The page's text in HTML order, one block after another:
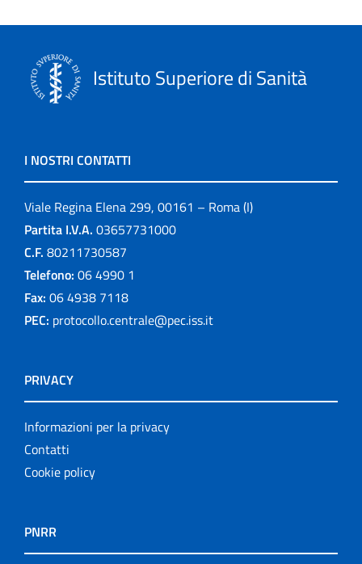
Istituto Superiore di Sanità
I NOSTRI CONTATTI
Viale Regina Elena 299, 00161 – Roma (I)
Partita I.V.A. 03657731000
C.F. 80211730587
Telefono: 06 4990 1
Fax: 06 4938 7118
PEC: protocollo.centrale@pec.iss.it
PRIVACY
Informazioni per la privacy
Contatti
Cookie policy
PNRR